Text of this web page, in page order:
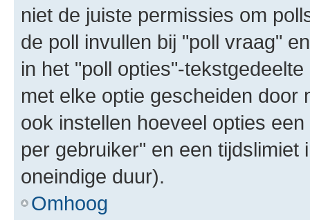
niet de juiste permissies om
de poll invullen bij "poll vraag"
in het "poll opties"-
met elke optie gescheiden door
ook instellen hoeveel opties
per gebruiker" en een
oneindige duur).
Omhoog